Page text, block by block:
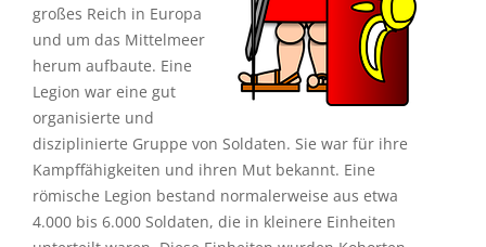
großes Reich in Europa
und um das Mittelmeer
herum aufbaute. Eine
Legion war eine gut
organisierte und
disziplinierte Gruppe von Soldaten. Sie war für ihre
Kampffähigkeiten und ihren Mut bekannt. Eine
römische Legion bestand normalerweise aus etwa
4.000 bis 6.000 Soldaten, die in kleinere Einheiten